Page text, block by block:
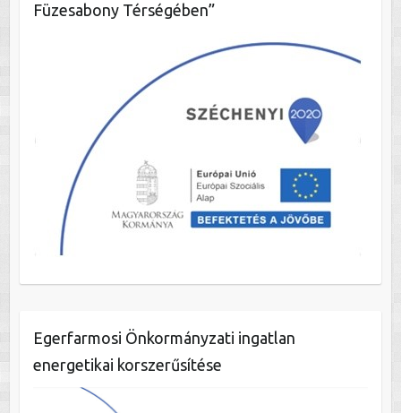
Füzesabony Térségében”
Egerfarmosi Önkormányzati ingatlan
energetikai korszerűsítése